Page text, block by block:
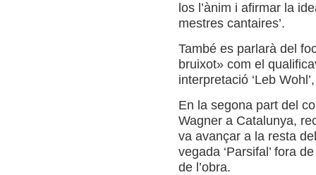
los l’ànim i afirmar la
mestres cantaires’.
També es parlarà del
bruixot» com el
interpretació ‘Leb
En la segona part del
Wagner a Catalunya,
va avançar a la resta
vegada ‘Parsifal’ fora
de l’obra.